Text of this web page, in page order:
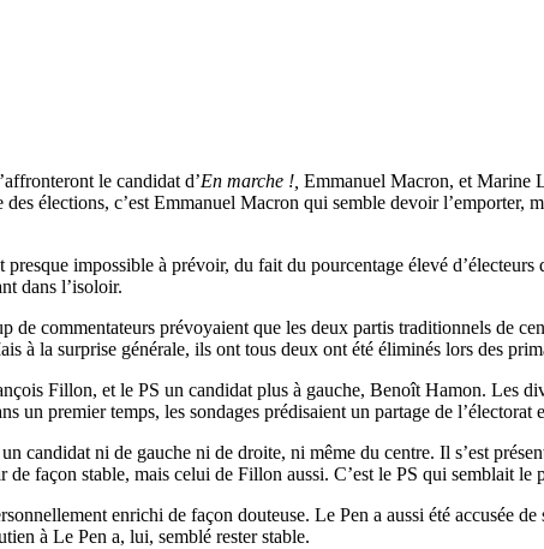
le candidat d’En marche !, Emmanuel Macron, et Marine
élections, c’est Emmanuel Macron qui semble devoir l’emporter,
impossible à prévoir, du fait du pourcentage élevé
dans l’isoloir.
de commentateurs prévoyaient que les deux partis traditionnels de
à la surprise générale, ils ont tous deux ont été éliminés lors des
Fillon, et le PS un candidat plus à gauche, Benoît Hamon. Les
premier temps, les sondages prédisaient un partage de
candidat ni de gauche ni de droite, ni même du centre. Il s’est
façon stable, mais celui de Fillon aussi. C’est le PS qui semblait le
enrichi de façon douteuse. Le Pen a aussi été accusée
à Le Pen a, lui, semblé rester stable.